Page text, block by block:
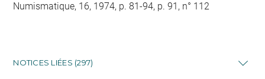
Numismatique, 16, 1974, p. 81-94, p. 91, n° 112
NOTICES LIÉES (297)